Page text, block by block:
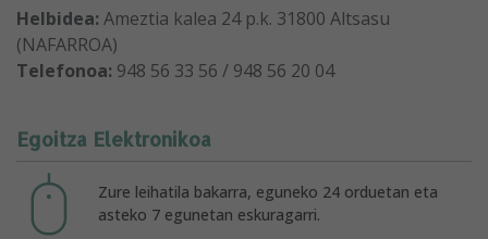
Helbidea: Ameztia kalea 24 p.k. 31800 Altsasu
(NAFARROA)
Telefonoa: 948 56 33 56 / 948 56 20 04
Egoitza Elektronikoa
Zure leihatila bakarra, eguneko 24 orduetan eta
asteko 7 egunetan eskuragarri.